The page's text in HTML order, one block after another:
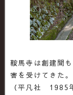
鞍馬寺は創建間
害を受けてきた
（平凡社 1985